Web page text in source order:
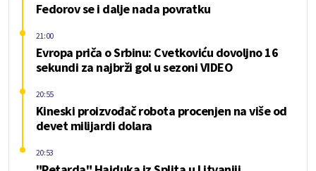
Fedorov se i dalje nada povratku
Evropa priča o Srbinu: Cvetkoviću dovoljno 16
sekundi za najbrži gol u sezoni VIDEO
21:00
Kineski proizvođač robota procenjen na više od
devet milijardi dolara
20:55
20:53